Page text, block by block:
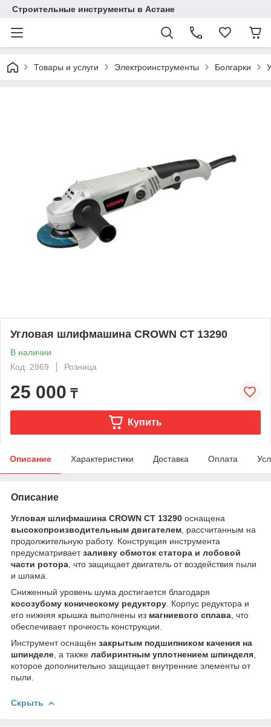
Строительные инструменты в Астане
Товары и услуги Электроинструменты Болгарки
Угловая шлифмашина CROWN CT 13290
В наличии
Код: 2869
Розница
25 000 ₸
Купить
Описание Характеристики Доставка Оплата
Описание
Угловая шлифмашина CROWN CT 13290 оснащена
высокопроизводительным двигателем , рассчитанным на
продолжительную работу. Конструкция инструмента
предусматриваетзаливку обмоток статора и лобовой
части ротора , что защищает двигатель от воздействия пыли
и шлама.
Сниженный уровень шума достигается благодаря
косозубому коническому редуктору . Корпус редуктора и
его нижняя крышка выполнены из магниевого сплава , что
обеспечивает прочность конструкции.
Инструмент оснащён закрытым подшипником качения на
шпинделе , а также лабиринтным уплотнением шпинделя
которое дополнительно защищает внутренние элементы от
пыли.
Скрыть